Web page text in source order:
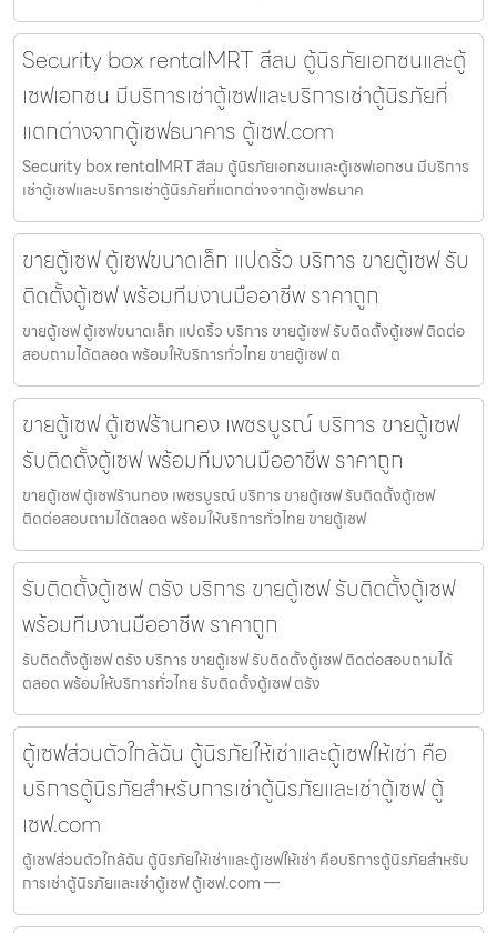
Security box rentalMRT สีลม ตู้นิรภัยเอกชนและตู้
เซฟเอกชน มีบริการเช่าตู้เซฟและบริการเช่าตู้นิรภัยที่
แตกต่างจากตู้เซฟธนาคาร ตู้เซฟ.com
Security box rentalMRT สีลม ตู้นิรภัยเอกชนและตู้เซฟเอกชน มีบริการ
เช่าตู้เซฟและบริการเช่าตู้นิรภัยที่แตกต่างจากตู้เซฟธนาค
ขายตู้เซฟ ตู้เซฟขนาดเล็ก แปดริ้ว บริการ ขายตู้เซฟ รับ
ติดตั้งตู้เซฟ พร้อมทีมงานมืออาชีพ ราคาถูก
ขายตู้เซฟ ตู้เซฟขนาดเล็ก แปดริ้ว บริการ ขายตู้เซฟ รับติดตั้งตู้เซฟ ติดต่อ
สอบถามได้ตลอด พร้อมให้บริการทั่วไทย ขายตู้เซฟ ต
ขายตู้เซฟ ตู้เซฟร้านทอง เพชรบูรณ์ บริการ ขายตู้เซฟ
รับติดตั้งตู้เซฟ พร้อมทีมงานมืออาชีพ ราคาถูก
ขายตู้เซฟ ตู้เซฟร้านทอง เพชรบูรณ์ บริการ ขายตู้เซฟ รับติดตั้งตู้เซฟ
ติดต่อสอบถามได้ตลอด พร้อมให้บริการทั่วไทย ขายตู้เซฟ
รับติดตั้งตู้เซฟ ตรัง บริการ ขายตู้เซฟ รับติดตั้งตู้เซฟ
พร้อมทีมงานมืออาชีพ ราคาถูก
รับติดตั้งตู้เซฟ ตรัง บริการ ขายตู้เซฟ รับติดตั้งตู้เซฟ ติดต่อสอบถามได้
ตลอด พร้อมให้บริการทั่วไทย รับติดตั้งตู้เซฟ ตรัง
ตู้เซฟส่วนตัวใกล้ฉัน ตู้นิรภัยให้เช่าและตู้เซฟให้เช่า คือ
บริการตู้นิรภัยสำหรับการเช่าตู้นิรภัยและเช่าตู้เซฟ ตู้
เซฟ.com
ตู้เซฟส่วนตัวใกล้ฉัน ตู้นิรภัยให้เช่าและตู้เซฟให้เช่า คือบริการตู้นิรภัยสำหรับ
การเช่าตู้นิรภัยและเช่าตู้เซฟ ตู้เซฟ.com —